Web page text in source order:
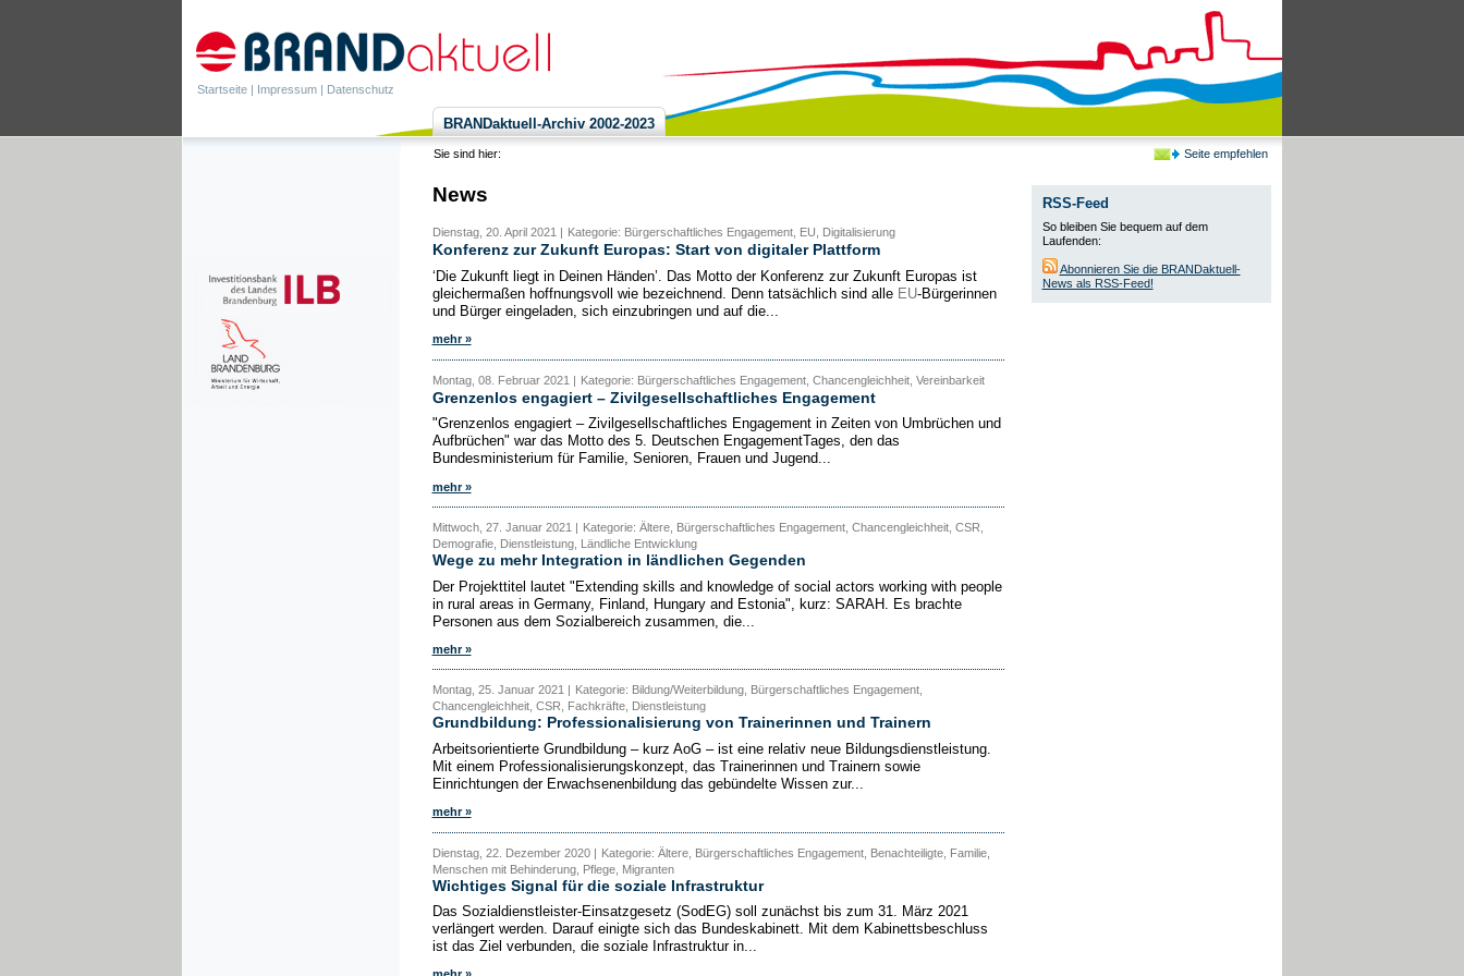
Startseite | Impressum | Datenschutz
Seite empfehlen
BRANDaktuell-Archiv 2002-2023
Sie sind hier:
News
Dienstag, 20. April 2021 | Kategorie: Bürgerschaftliches Engagement, EU, Digitalisierung
Konferenz zur Zukunft Europas: Start von digitaler Plattform
‘Die Zukunft liegt in Deinen Händen’. Das Motto der Konferenz zur Zukunft Europas ist
gleichermaßen hoffnungsvoll wie bezeichnend. Denn tatsächlich sind alle EU-Bürgerinnen
und Bürger eingeladen, sich einzubringen und auf die...
mehr »
Montag, 08. Februar 2021 | Kategorie: Bürgerschaftliches Engagement, Chancengleichheit, Vereinbarkeit
Grenzenlos engagiert – Zivilgesellschaftliches Engagement
"Grenzenlos engagiert – Zivilgesellschaftliches Engagement in Zeiten von Umbrüchen und
Aufbrüchen" war das Motto des 5. Deutschen EngagementTages, den das
Bundesministerium für Familie, Senioren, Frauen und Jugend...
mehr »
Mittwoch, 27. Januar 2021 | Kategorie: Ältere, Bürgerschaftliches Engagement, Chancengleichheit, CSR,
Demografie, Dienstleistung, Ländliche Entwicklung
Wege zu mehr Integration in ländlichen Gegenden
Der Projekttitel lautet "Extending skills and knowledge of social actors working with people
in rural areas in Germany, Finland, Hungary and Estonia", kurz: SARAH. Es brachte
Personen aus dem Sozialbereich zusammen, die...
mehr »
Montag, 25. Januar 2021 |
Kategorie: Bildung/Weiterbildung, Bürgerschaftliches Engagement,
Chancengleichheit, CSR, Fachkräfte, Dienstleistung
Grundbildung: Professionalisierung von Trainerinnen und Trainern
Arbeitsorientierte Grundbildung – kurz AoG – ist eine relativ neue Bildungsdienstleistung.
Mit einem Professionalisierungskonzept, das Trainerinnen und Trainern sowie
Einrichtungen der Erwachsenenbildung das gebündelte Wissen zur...
mehr »
Dienstag, 22. Dezember 2020 | Kategorie: Ältere, Bürgerschaftliches Engagement, Benachteiligte, Familie,
Menschen mit Behinderung, Pflege, Migranten
Wichtiges Signal für die soziale Infrastruktur
Das Sozialdienstleister-Einsatzgesetz (SodEG) soll zunächst bis zum 31. März 2021
verlängert werden. Darauf einigte sich das Bundeskabinett. Mit dem Kabinettsbeschluss
ist das Ziel verbunden, die soziale Infrastruktur in...
RSS-Feed
So bleiben Sie bequem auf dem
Laufenden:
Abonnieren Sie die BRANDaktuell-
News als RSS-Feed!